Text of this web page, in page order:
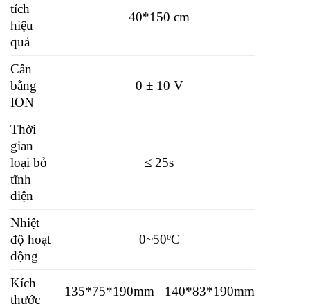
tích
hiệu
quả
40*150 cm
Cân
bằng
ION
0 ± 10 V
Thời
gian
loại bỏ
tĩnh
điện
≤ 25s
Nhiệt
độ hoạt
động
0~50ºC
Kích
thước
135*75*190mm 140*83*190mm